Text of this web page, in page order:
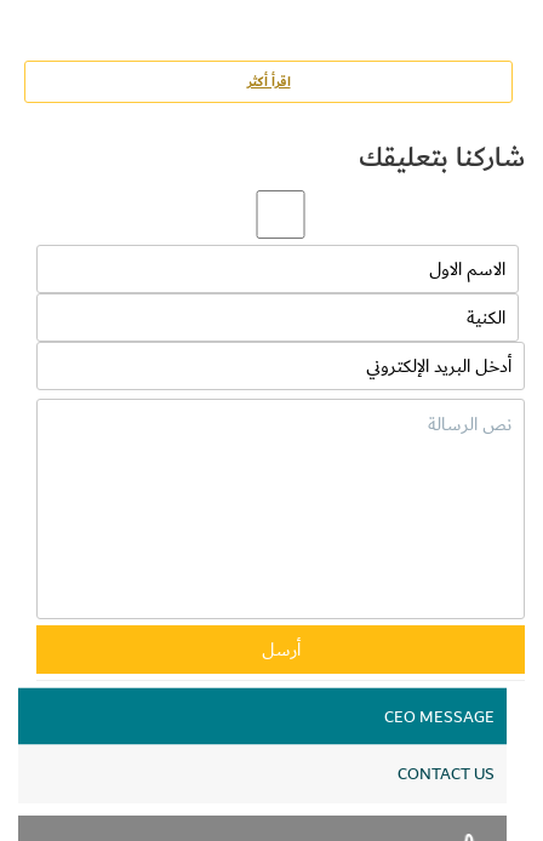
اقرأ أكثر
شاركنا بتعليقك
CEO MESSAGE
CONTACT US